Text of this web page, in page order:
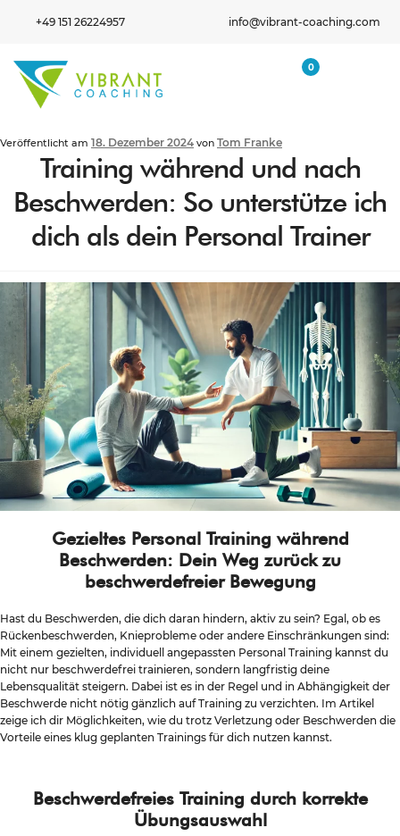
info@vibrant-coaching.com
+49 151 26224957
0
Veröffentlicht am 18. Dezember 2024 von Tom Franke
Training während und nach
Beschwerden: So unterstütze ich
dich als dein Personal Trainer
Gezieltes Personal Training während
Beschwerden: Dein Weg zurück zu
beschwerdefreier Bewegung
Hast du Beschwerden, die dich daran hindern, aktiv zu sein? Egal, ob es
Rückenbeschwerden, Knieprobleme oder andere Einschränkungen sind:
Mit einem gezielten, individuell angepassten Personal Training kannst du
nicht nur beschwerdefrei trainieren, sondern langfristig deine
Lebensqualität steigern. Dabei ist es in der Regel und in Abhängigkeit der
Beschwerde nicht nötig gänzlich auf Training zu verzichten. Im Artikel
zeige ich dir Möglichkeiten, wie du trotz Verletzung oder Beschwerden die
Vorteile eines klug geplanten Trainings für dich nutzen kannst.
Beschwerdefreies Training durch korrekte
Übungsauswahl